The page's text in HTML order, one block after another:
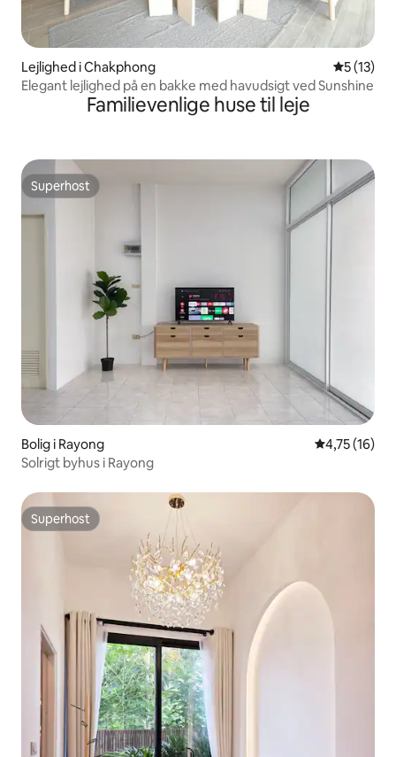
Lejlighed i Chakphong 5 ud af 5
5 (13)
Elegant lejlighed på en bakke med havudsigt ved Sunshine
Familievenlige huse til leje
Superhost
Superhost
Bolig i Rayong 4,75 ud af 5
4,75 (16)
Solrigt byhus i Rayong
Superhost
Superhost